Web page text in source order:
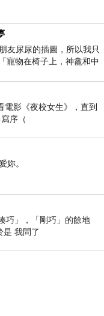
友尿尿的插圖，所以我只
寵物在椅子上，神龕和中
底
影《夜校女生》，直到
序（
妳。
巧」，「剛巧」的餘地
是 我問了